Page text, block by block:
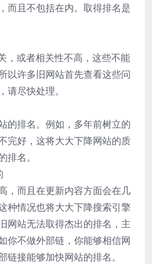
而且不包括在内。取得排名是
，或者相关性不高，这些不能
以许多旧网站首先查看这些问
请尽快处理。
的排名。例如，多年前树立的
完好，这将大大下降网站的质
名。
，而且在更新内容方面会在几
种情况也将大大下降搜索引擎
网站无法取得杰出的排名，主
你不做外部链，你能够相信网
链接能够加快网站的排名。